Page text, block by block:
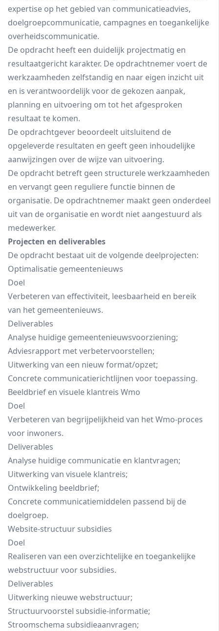
expertise op het gebied van communicatieadvies,
doelgroepcommunicatie, campagnes en toegankelijke
overheidscommunicatie.
De opdracht heeft een duidelijk projectmatig en
resultaatgericht karakter. De opdrachtnemer voert de
werkzaamheden zelfstandig en naar eigen inzicht uit
en is verantwoordelijk voor de gekozen aanpak,
planning en uitvoering om tot het afgesproken
resultaat te komen.
De opdrachtgever beoordeelt uitsluitend de
opgeleverde resultaten en geeft geen inhoudelijke
aanwijzingen over de wijze van uitvoering.
De opdracht betreft geen structurele werkzaamheden
en vervangt geen reguliere functie binnen de
organisatie. De opdrachtnemer maakt geen onderdeel
uit van de organisatie en wordt niet aangestuurd als
medewerker.
Projecten en deliverables
De opdracht bestaat uit de volgende deelprojecten:
Optimalisatie gemeentenieuws
Doel
Verbeteren van effectiviteit, leesbaarheid en bereik
van het gemeentenieuws.
Deliverables
Analyse huidige gemeentenieuwsvoorziening;
Adviesrapport met verbetervoorstellen;
Uitwerking van een nieuw format/opzet;
Concrete communicatierichtlijnen voor toepassing.
Beeldbrief en visuele klantreis Wmo
Doel
Verbeteren van begrijpelijkheid van het Wmo-proces
voor inwoners.
Deliverables
Analyse huidige communicatie en klantvragen;
Uitwerking van visuele klantreis;
Ontwikkeling beeldbrief;
Concrete communicatiemiddelen passend bij de
doelgroep.
Website-structuur subsidies
Doel
Realiseren van een overzichtelijke en toegankelijke
webstructuur voor subsidies.
Deliverables
Uitwerking nieuwe webstructuur;
Structuurvoorstel subsidie-informatie;
Stroomschema subsidieaanvragen;